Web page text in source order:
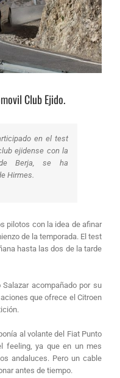
Club Ejido.
en el test
ejidense con la
Berja, se ha
Hirmes.
pilotos con la idea de afinar
de la temporada. El test
hasta las dos de la tarde
acompañado por su
que ofrece el Citroen
al volante del Fiat Punto
feeling, ya que en un mes
andaluces. Pero un cable
antes de tiempo.